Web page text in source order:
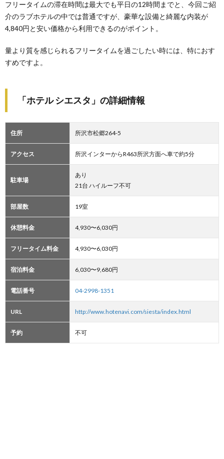
フリータイムの滞在時間は最大でも平日の12時間までと、今回ご紹
介のラブホテルの中では普通ですが、豪華な設備と綺麗な内装が
4,840円と安い価格から利用できるのがポイント。
量より質を感じられるフリータイムを過ごしたい時には、特におす
すめですよ。
「ホテル シエスタ」の詳細情報
住所 所沢市松郷264-5
アクセス 所沢インターからR463所沢方面へ車で約5分
駐車場
あり
21台 ハイルーフ不可
部屋数 19室
休憩料金 4,930〜6,030円
フリータイム料金 4,930〜6,030円
宿泊料金 6,030〜9,680円
電話番号 04-2998-1351
URL http://www.hotenavi.com/siesta/index.html
予約 不可